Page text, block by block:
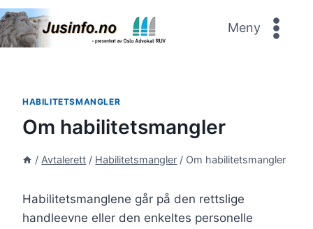
Skip
to
content
Meny
HABILITETSMANGLER
Om habilitetsmangler
/ Avtalerett / Habilitetsmangler / Om habilitetsmangler
Habilitetsmanglene går på den rettslige
handleevne eller den enkeltes personelle